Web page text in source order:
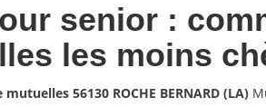
senior :
les moins
56130 ROCHE BERNARD (LA)